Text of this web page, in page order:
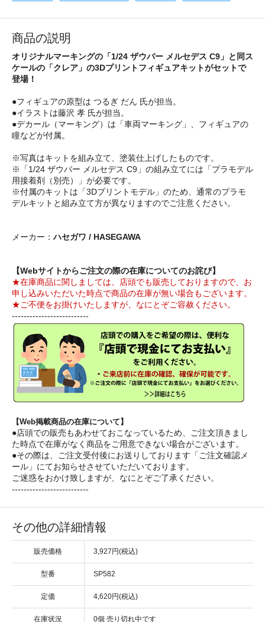
商品の説明
オリジナルマーキングの「1/24 ザウバー メルセデス C9」と同ス
ケールの「クレア」の3Dプリントフィギュアキットがセットで
登場！
●フィギュアの原型は つるぎ だん 氏が担当。
●イラストは藤沢 孝 氏が担当。
●デカール（マーキング）は「車両マーキング」、フィギュアの
瞳などが付属。
※写真はキットを組み立て、塗装仕上げしたものです。
※「1/24 ザウバー メルセデス C9」の組み立てには「プラモデル
用接着剤（別売）」が必要です。
※付属のキットは「3Dプリントモデル」のため、通常のプラモ
デルキットと組み立て方が異なりますのでご注意ください。
メーカー：ハセガワ / HASEGAWA
【Webサイトからご注文の際の在庫についてのお詫び】
★在庫商品に関しましては、店頭でも販売しておりますので、お
申し込みいただいた時点で商品の在庫が無い場合もございます。
★ご不便をお掛けいたしますが、なにとぞご容赦ください。
--------------------------
【Web掲載商品の在庫について】
●店頭での販売もあわせておこなっているため、ご注文頂きまし
た時点で在庫がなく商品をご用意できない場合がございます。
●その際は、ご注文受付後にお送りしております「ご注文確認メ
ール」にてお知らせさせていただいております。
ご迷惑をおかけ致しますが、なにとぞご了承ください。
--------------------------
その他の詳細情報
販売価格 3,927円(税込)
型番 SP582
定価 4,620円(税込)
在庫状況 0個 売り切れ中です